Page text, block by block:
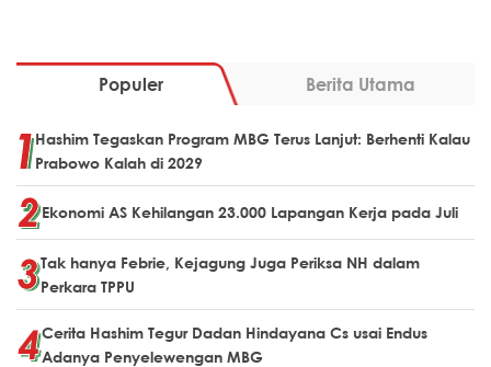
Populer Berita Utama
Hashim Tegaskan Program MBG Terus Lanjut: Berhenti Kalau
Prabowo Kalah di 2029
Ekonomi AS Kehilangan 23.000 Lapangan Kerja pada Juli
Tak hanya Febrie, Kejagung Juga Periksa NH dalam
Perkara TPPU
Cerita Hashim Tegur Dadan Hindayana Cs usai Endus
Adanya Penyelewengan MBG